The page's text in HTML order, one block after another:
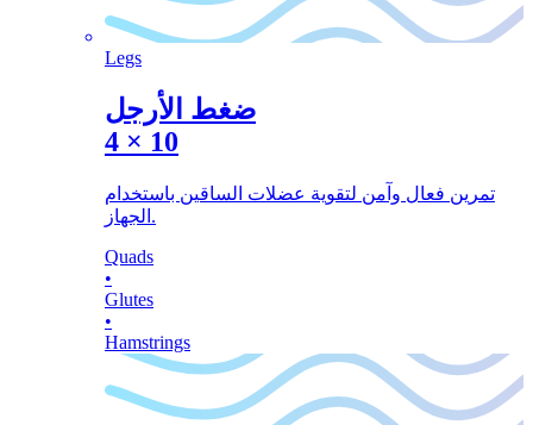
Legs
ضغط الأرجل
4 × 10
تمرين فعال وآمن لتقوية عضلات الساقين باستخدام
الجهاز.
Quads
•
Glutes
•
Hamstrings